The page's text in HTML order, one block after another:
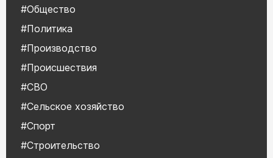
#Общество
#Политика
#Производство
#Происшествия
#СВО
#Сельское хозяйство
#Спорт
#Строительство